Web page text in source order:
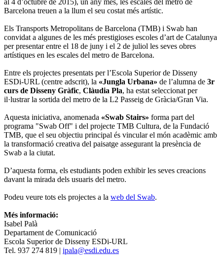
Barcelona treuen a la llum el seu costat més artístic.
Els Transports Metropolitans de Barcelona (TMB) i Swab han
convidat a algunes de les més prestigioses escoles d’art de Catalunya
per presentar entre el 18 de juny i el 2 de juliol les seves obres
artístiques en les escales del metro de Barcelona.
Entre els projectes presentats per l’Escola Superior de Disseny
ESDi-URL (centre adscrit), la «Jungla Urbana» de l’alumna de 3r
curs de Disseny Gràfic, Clàudia Pla, ha estat seleccionat per
il·lustrar la sortida del metro de la L2 Passeig de Gràcia/Gran Via.
Aquesta iniciativa, anomenada «Swab Stairs» forma part del
programa "Swab Off" i del projecte TMB Cultura, de la Fundació
TMB, que el seu objectiu principal és vincular el món acadèmic amb
la transformació creativa del paisatge assegurant la presència de
Swab a la ciutat.
D’aquesta forma, els estudiants poden exhibir les seves creacions
davant la mirada dels usuaris del metro.
Podeu veure tots els projectes a la web del Swab.
Més informació:
Isabel Palà
Departament de Comunicació
Escola Superior de Disseny ESDi-URL
Tel. 937 274 819 | ipala@esdi.edu.es